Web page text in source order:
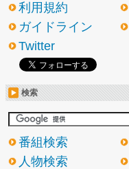
利用規約
ガイドライン
Twitter
検索
番組検索
人物検索